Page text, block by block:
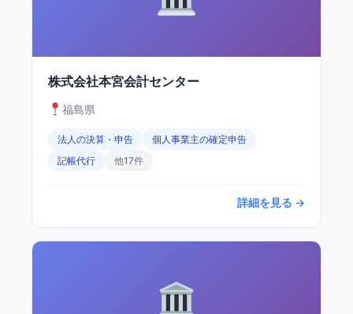
株式会社本宮会計センター
福島県
法人の決算・申告
個人事業主の確定申告
記帳代行
他17件
詳細を見る →